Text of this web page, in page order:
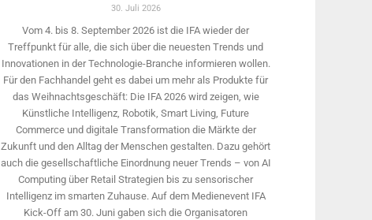
30. Juli 2026
Vom 4. bis 8. September 2026 ist die IFA wieder der
Treffpunkt für alle, die sich über die neuesten Trends und
Innovationen in der Technologie-­Branche informieren wollen.
Für den Fachhandel geht es dabei um mehr als Produkte für
das Weihnachtsgeschäft: Die IFA 2026 wird ­zeigen, wie
Künstliche Intelligenz, Robotik, Smart Living, Future
Commerce und digitale Trans­formation die Märkte der
Zukunft und den Alltag der Menschen gestalten. Dazu gehört
auch die gesellschaftliche Einordnung neuer Trends – von AI
Computing über Retail Strategien bis zu sensorischer
Intelligenz im smarten Zuhause. Auf dem Medien­event IFA
Kick-Off am 30. Juni gaben sich die Organisatoren